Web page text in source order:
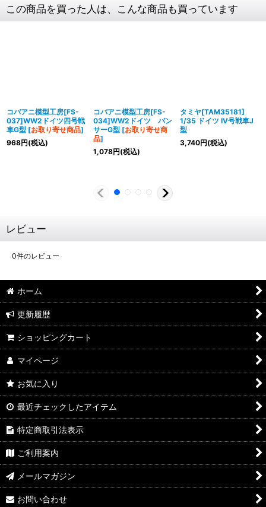
この商品を買った人は、こんな商品も買っています
コバアニ模型工房[FS-
037]WW2ドイツ四号戦
車G型 [お取り寄せ商品]
968円(税込)
コバアニ模型工房[FS-
034]WW2ドイツ パン
サーG型 [お取り寄せ商
品]
1,078円(税込)
タミヤ[TAM35181]
1/35 ドイツ IV号戦車J
型
3,740円(税込)
レビュー
0件のレビュー
ホーム
更新履歴
ショッピングカート
マイページ
お気に入り
最近チェックしたアイテム
特定商取引法表示
ご利用案内
メールマガジン
お問い合わせ